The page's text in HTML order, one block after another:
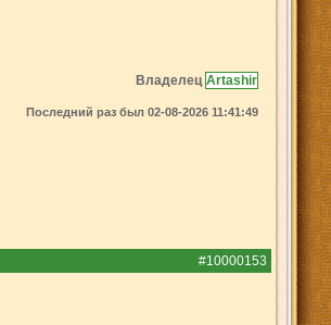
Владелец Artashir
Последний раз был 02-08-2026 11:41:49
#10000153